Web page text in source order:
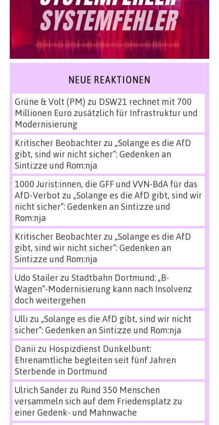
NEUE REAKTIONEN
Grüne & Volt (PM) zu DSW21 rechnet mit 700
Millionen Euro zusätzlich für Infrastruktur und
Modernisierung
Kritischer Beobachterzu „Solange es die AfD
gibt, sind wir nicht sicher“: Gedenken an
Sinti:zze und Rom:nja
1000 Jurist:innen, die GFF und VVN-BdA für das
AfD-Verbot zu „Solange es die AfD gibt, sind wir
nicht sicher“: Gedenken an Sinti:zze und
Rom:nja
Kritischer Beobachterzu „Solange es die AfD
gibt, sind wir nicht sicher“: Gedenken an
Sinti:zze und Rom:nja
Udo Stailerzu Stadtbahn Dortmund: „B-
Wagen“-Modernisierung kann nach Insolvenz
doch weitergehen
Ulli zu „Solange es die AfD gibt, sind wir nicht
sicher“: Gedenken an Sinti:zze und Rom:nja
Danii zu Hospizdienst Dunkelbunt:
Ehrenamtliche begleiten seit fünf Jahren
Sterbende in Dortmund
Ulrich Sanderzu Rund 350 Menschen
versammeln sich auf dem Friedensplatz zu
einer Gedenk- und Mahnwache